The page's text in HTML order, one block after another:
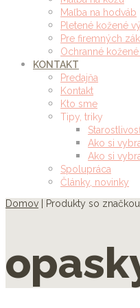
Maľba na hodváb
Pletené kožené
Pre firemných
Ochranné
KONTAKT
Predajňa
Kontakt
Kto sme
Tipy, triky
Ako si
Ako si
Spolupráca
Články, novinky
Domov | Produkty so